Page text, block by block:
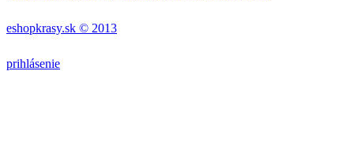
eshopkrasy.sk © 2013
prihlásenie